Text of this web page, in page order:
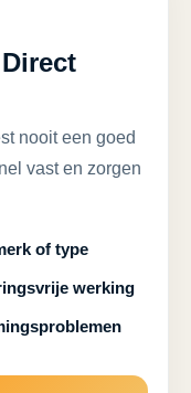
nooit een goed
vast en zorgen
of type
werking